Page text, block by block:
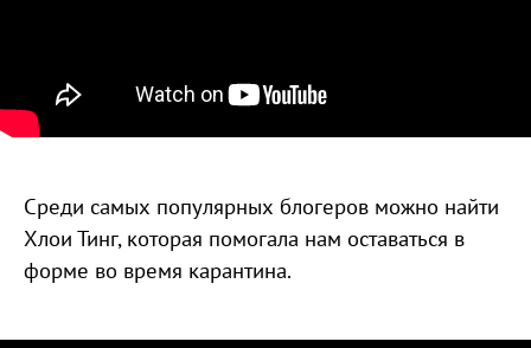
Среди самых популярных блогеров можно найти
Хлои Тинг, которая помогала нам оставаться в
форме во время карантина.